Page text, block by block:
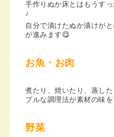
手作りぬか床とはもうす
♪
自分で漬けたぬか漬けが
が進みます😋
お魚・お肉
煮たり、焼いたり、蒸し
プルな調理法が素材の味
野菜